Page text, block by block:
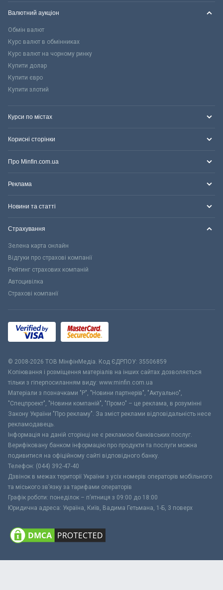
Валютний аукціон
Обмін валют
Курс валют в обмінниках
Курс валют на чорному ринку
Купити долар
Купити євро
Купити злотий
Курси по містах
Корисні сторінки
Про Minfin.com.ua
Реклама
Новини та статті
Страхування
Зелена карта онлайн
Відгуки про страхові компанії
Рейтинг страхових компаній
Автоцивілка
Страхові компанії
© 2008-2026 ТОВ МiнфiнМедiа. Код ЄДРПОУ: 35506859
Копіювання і розміщення матеріалів на інших сайтах дозволяється
тільки з гіперпосиланням виду: www.minfin.com.ua
Матеріали з позначками "Р", "Новини партнерів", "Актуально",
"Спецпроект", "Новини компаній", "Промо" – це реклама, в розумінні
Закону України "Про рекламу". За зміст реклами відповідальність несе
рекламодавець.
Інформація на даній сторінці не є рекламою банківських послуг.
Верифіковану банком інформацію про продукти та послуги можна
подивитися на офіційному сайті відповідного банку.
Телефон: (044) 392-47-40
Дзвінок в межах території України з усіх номерів операторів мобільного
та міського зв’язку за тарифами операторів
Графік роботи: понеділок – п’ятниця з 09:00 до 18:00
Юридична адреса: Україна, Київ, Вадима Гетьмана, 1-Б, 3 поверх